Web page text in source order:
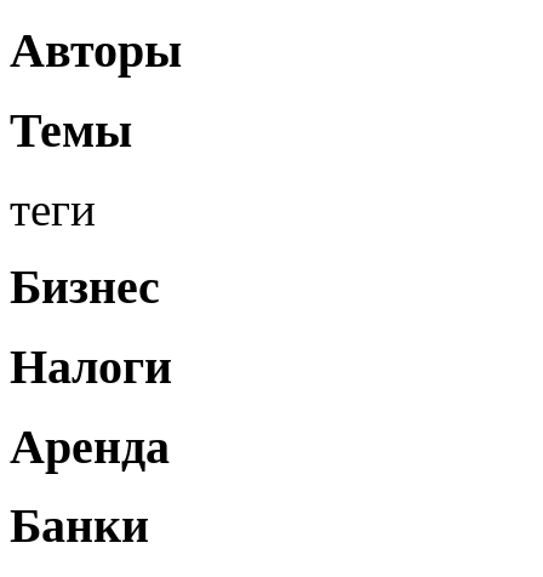
Авторы
Темы
теги
Бизнес
Налоги
Аренда
Банки